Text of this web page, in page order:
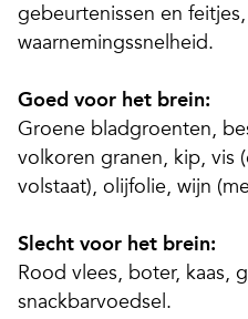
gebeurtenissen en
waarnemingssnelheid.
Goed voor het brein:
Groene bladgroenten,
volkoren granen, kip, vis
volstaat), olijfolie, wijn
Slecht voor het brein:
Rood vlees, boter, kaas,
snackbarvoedsel.